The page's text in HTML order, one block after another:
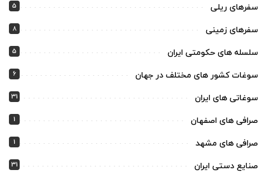
سفرهای ریلی 5
سفرهای زمینی 8
سلسله های حکومتی ایران 5
سوغات کشور های مختلف در جهان 6
سوغاتی های ایران 31
صرافی های اصفهان 1
صرافی های مشهد 1
صنایع دستی ایران 31